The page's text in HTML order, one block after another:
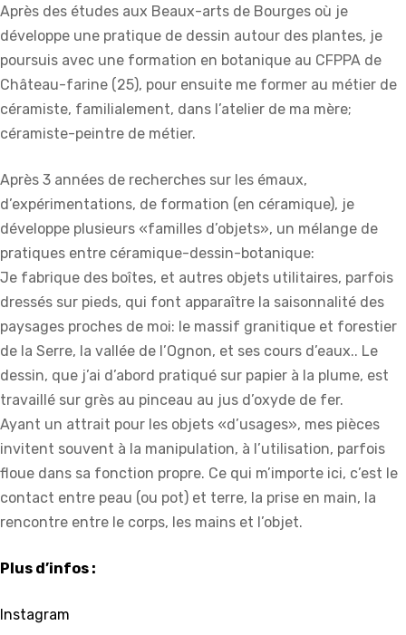
Après des études aux Beaux-arts de Bourges où je
développe une pratique de dessin autour des plantes, je
poursuis avec une formation en botanique au CFPPA de
Château-farine (25), pour ensuite me former au métier de
céramiste, familialement, dans l’atelier de ma mère;
céramiste-peintre de métier.
Après 3 années de recherches sur les émaux,
d’expérimentations, de formation (en céramique), je
développe plusieurs «familles d’objets», un mélange de
pratiques entre céramique-dessin-botanique:
Je fabrique des boîtes, et autres objets utilitaires, parfois
dressés sur pieds, qui font apparaître la saisonnalité des
paysages proches de moi: le massif granitique et forestier
de la Serre, la vallée de l’Ognon, et ses cours d’eaux.. Le
dessin, que j’ai d’abord pratiqué sur papier à la plume, est
travaillé sur grès au pinceau au jus d’oxyde de fer.
Ayant un attrait pour les objets «d’usages», mes pièces
invitent souvent à la manipulation, à l’utilisation, parfois
floue dans sa fonction propre. Ce qui m’importe ici, c’est le
contact entre peau (ou pot) et terre, la prise en main, la
rencontre entre le corps, les mains et l’objet.
Plus d’infos :
Instagram